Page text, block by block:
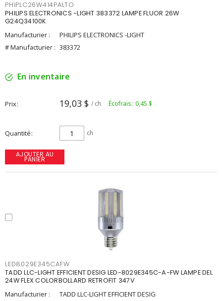
PHIPLC26W414PALTO
PHILIPS ELECTRONICS -LIGHT 383372 LAMPE FLUOR 26W
G24Q34100K
Manufacturier :
PHILIPS ELECTRONICS -LIGHT
# Manufacturier : 383372
En inventaire
Prix 19,03 $ / ch Écofrais : 0,45 $
Quantité ch
AJOUTER AU
PANIER
LED8029E345CAFW
TADD LLC-LIGHT EFFICIENT DESIG LED-8029E345C-A-FW LAMPE DEL
24W FLEX COLORBOLLARD RETROFIT 347V
Manufacturier :
TADD LLC-LIGHT EFFICIENT DESIG